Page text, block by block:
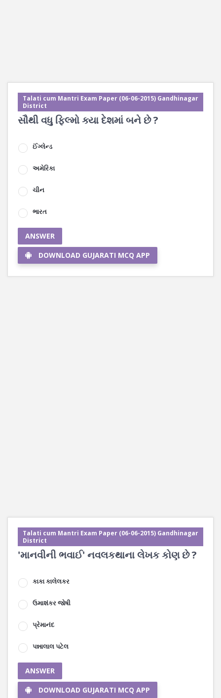
Talati cum Mantri Exam Paper (06-06-2015) Gandhinagar
District
સૌથી વધુ ફિલ્મો ક્યા દેશમાં બને છે ?
ઈંગ્લેન્ડ
અમેરિકા
ચીન
ભારત
ANSWER
DOWNLOAD GUJARATI MCQ APP
Talati cum Mantri Exam Paper (06-06-2015) Gandhinagar
District
'માનવીની ભવાઈ' નવલકથાના લેખક કોણ છે ?
કાકા કાલેલકર
ઉમાશંકર જોષી
પ્રેમાનંદ
પન્નાલાલ પટેલ
ANSWER
DOWNLOAD GUJARATI MCQ APP